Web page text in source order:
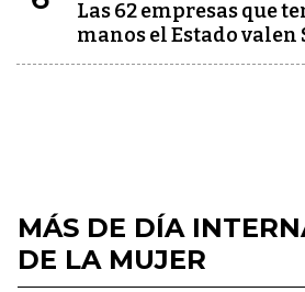
Las 62 empresas que
manos el Estado valen
MÁS DE DÍA
DE LA MUJER